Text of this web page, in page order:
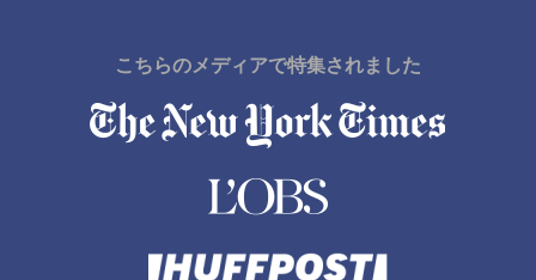
こちらのメディアで特集されました